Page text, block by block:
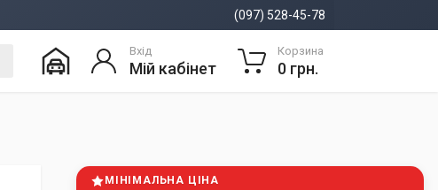
(097) 528-45-78
Вхід
Мій кабінет
Корзина
0 грн.
МІНІМАЛЬНА ЦІНА